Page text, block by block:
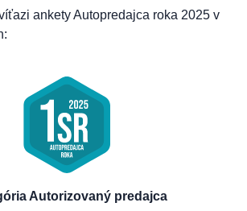
ankety Autopredajca roka 2025 v
Autorizovaný predajca